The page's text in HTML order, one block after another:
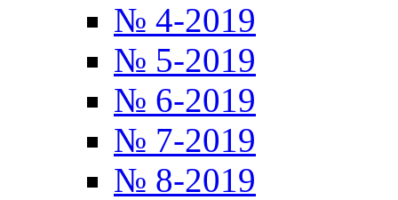
№ 4-2019
№ 5-2019
№ 6-2019
№ 7-2019
№ 8-2019